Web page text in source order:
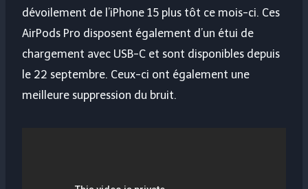
dévoilement de l’iPhone 15 plus tôt ce mois-ci. Ces
AirPods Pro disposent également d’un étui de
chargement avec USB-C et sont disponibles depuis
le 22 septembre. Ceux-ci ont également une
meilleure suppression du bruit.